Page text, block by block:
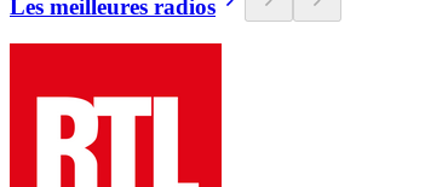
Les meilleures radios